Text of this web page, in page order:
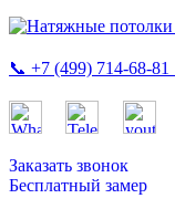
📞 +7 (499) 714-68-81
Заказать звонок
Бесплатный замер